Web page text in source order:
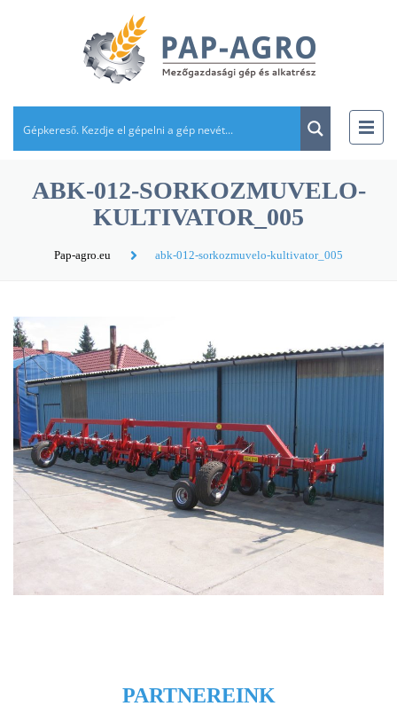
ABK-012-SORKOZMUVELO-
KULTIVATOR_005
Pap-agro.eu abk-012-sorkozmuvelo-kultivator_005
PARTNEREINK